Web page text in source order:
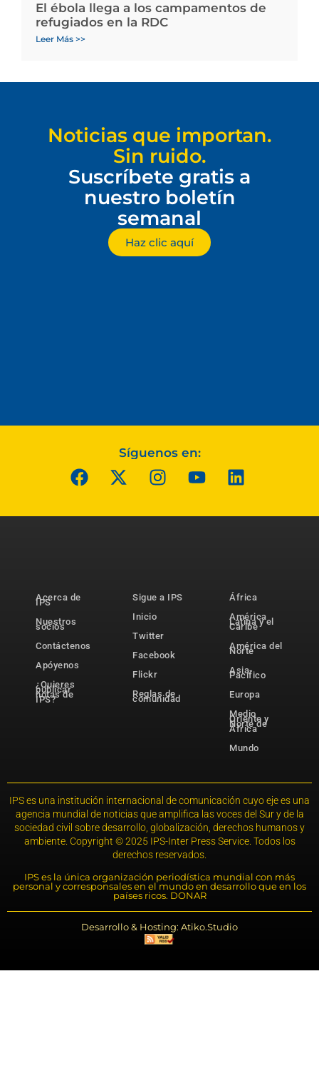
El ébola llega a los campamentos de
refugiados en la RDC
Leer Más >>
Noticias que importan.
Sin ruido.
Suscríbete gratis a
nuestro boletín
semanal
Haz clic aquí
Síguenos en:
Acerca de
IPS
Nuestros
socios
Contáctenos
Apóyenos
¿Quieres
publicar
notas de
IPS?
Sigue a IPS
Inicio
Twitter
Facebook
Flickr
Reglas de
comunidad
África
América
Latina y el
Caribe
América del
Norte
Asia-
Pacífico
Europa
Medio
Oriente y
Norte de
África
Mundo
IPS es una institución internacional de comunicación cuyo eje es una
agencia mundial de noticias que amplifica las voces del Sur y de la
sociedad civil sobre desarrollo, globalización, derechos humanos y
ambiente. Copyright © 2025 IPS-Inter Press Service. Todos los
derechos reservados.
IPS es la única organización periodística mundial con más
personal y corresponsales en el mundo en desarrollo que en los
países ricos. DONAR
Desarrollo & Hosting: Atiko.Studio